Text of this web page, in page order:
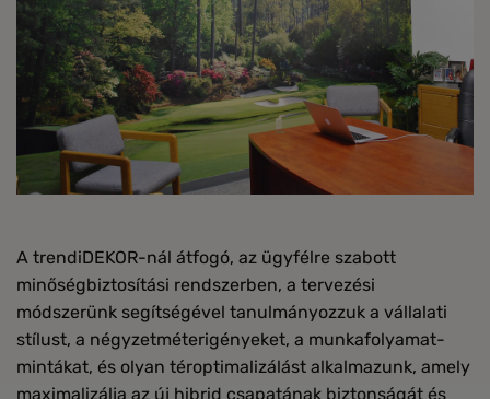
A trendiDEKOR-nál átfogó, az ügyfélre szabott
minőségbiztosítási rendszerben, a tervezési
módszerünk segítségével tanulmányozzuk a vállalati
stílust, a négyzetméterigényeket, a munkafolyamat-
mintákat, és olyan téroptimalizálást alkalmazunk, amely
maximalizálja az új hibrid csapatának biztonságát és